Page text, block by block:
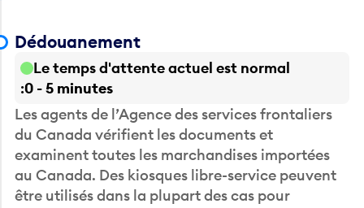
Le temps d'attente actuel est normal
0 - 5 minutes
Les agents de l’Agence des services frontaliers
du Canada vérifient les documents et
examinent toutes les marchandises importées
au Canada. Des kiosques libre-service peuvent
être utilisés dans la plupart des cas pour
simplifier le processus.